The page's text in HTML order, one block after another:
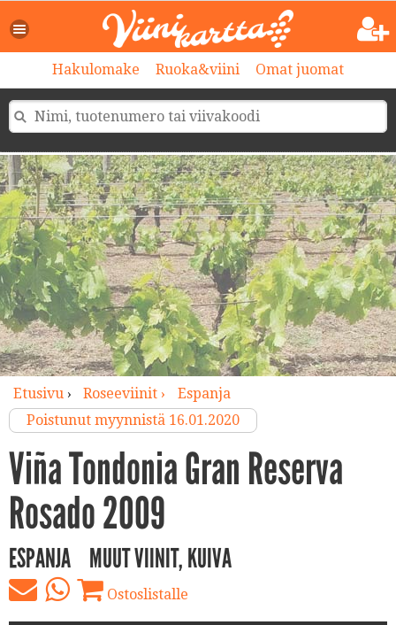
Hakulomake Ruoka&viini Omat juomat
Etusivu› Roseeviinit ›
Espanja
Poistunut myynnistä 16.01.2020
Viña Tondonia Gran Reserva
Rosado 2009
ESPANJA MUUT VIINIT, KUIVA
Ostoslistalle